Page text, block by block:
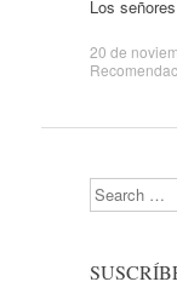
Los
20 de
Search